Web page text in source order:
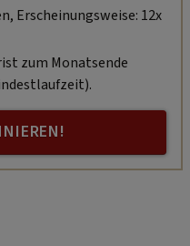
Erscheinungsweise: 12x
zum Monatsende